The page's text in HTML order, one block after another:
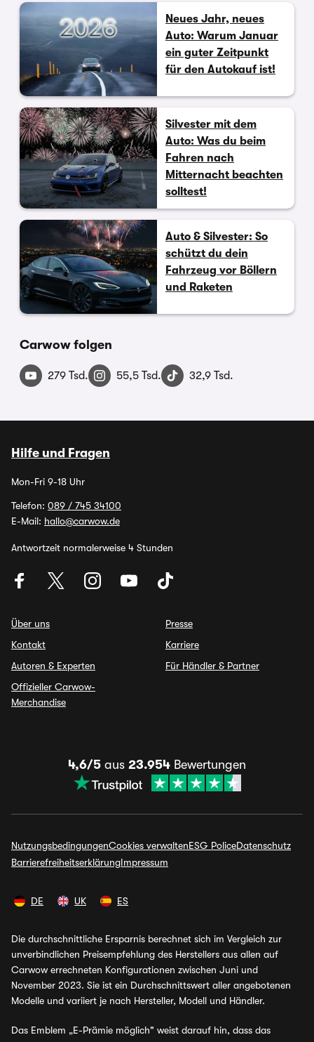
Neues Jahr, neues
Auto: Warum Januar
ein guter Zeitpunkt
für den Autokauf ist!
Silvester mit dem
Auto: Was du beim
Fahren nach
Mitternacht beachten
solltest!
Auto & Silvester: So
schützt du dein
Fahrzeug vor Böllern
und Raketen
Carwow folgen
279 Tsd. 55,5 Tsd. 32,9 Tsd.
Hilfe und Fragen
Mon-Fri 9-18 Uhr
Telefon: 089 / 745 34100
E-Mail: hallo@carwow.de
Antwortzeit normalerweise 4 Stunden
Über uns
Kontakt
Autoren & Experten
Offizieller Carwow-
Merchandise
Presse
Karriere
Für Händler & Partner
4,6/5 aus 23.954 Bewertungen
NutzungsbedingungenCookies verwaltenESG PoliceDatenschutz
BarrierefreiheitserklärungImpressum
DE UK ES
Die durchschnittliche Ersparnis berechnet sich im Vergleich zur
unverbindlichen Preisempfehlung des Herstellers aus allen auf
Carwow errechneten Konfigurationen zwischen Juni und
November 2023. Sie ist ein Durchschnittswert aller angebotenen
Modelle und variiert je nach Hersteller, Modell und Händler.
Das Emblem „E-Prämie möglich" weist darauf hin, dass das